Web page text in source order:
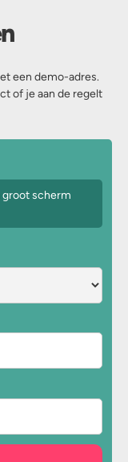
een demo-adres.
of je aan de regelt
scherm